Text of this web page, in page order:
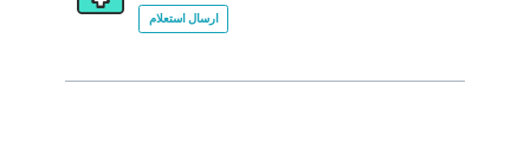
ارسال استعلام